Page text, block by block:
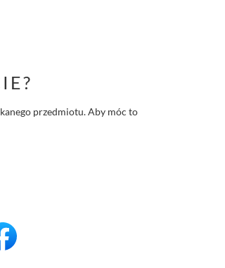
przedmiotu. Aby móc to